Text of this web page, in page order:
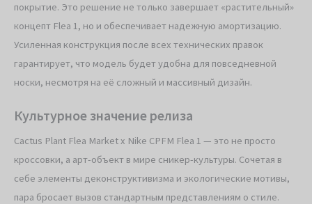
покрытие. Это решение не только завершает «растительный»
концепт Flea 1, но и обеспечивает надежную амортизацию.
Усиленная конструкция после всех технических правок
гарантирует, что модель будет удобна для повседневной
носки, несмотря на её сложный и массивный дизайн.
Культурное значение релиза
Cactus Plant Flea Market x Nike CPFM Flea 1 — это не просто
кроссовки, а арт-объект в мире сникер-культуры. Сочетая в
себе элементы деконструктивизма и экологические мотивы,
пара бросает вызов стандартным представлениям о стиле.